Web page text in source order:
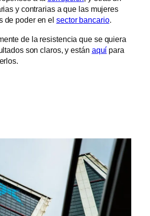
y contrarias a que las mujeres
de poder en el sector bancario.
de la resistencia que se quiera
son claros, y están aquípara